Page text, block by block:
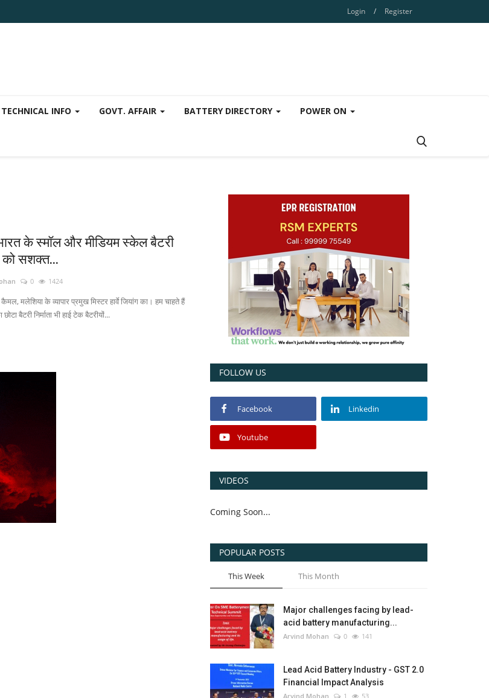
Login / Register
TECHNICAL INFO GOVT. AFFAIR BATTERY DIRECTORY POWER ON
के स्मॉल और मीडियम स्केल बैटरी
को सशक्त...
0 1424
मलेशिया के व्यापार प्रमुख मिस्टर हार्वे जियांग का। हम चाहते हैं
बैटरी निर्माता भी हाई टेक बैटरीयों...
FOLLOW US
Facebook Linkedin
Youtube
VIDEOS
Coming Soon...
POPULAR POSTS
This Week This Month
Major challenges facing by lead-
acid battery manufacturing...
Arvind Mohan 0 141
Lead Acid Battery Industry - GST 2.0
Financial Impact Analysis
Arvind Mohan 1 53